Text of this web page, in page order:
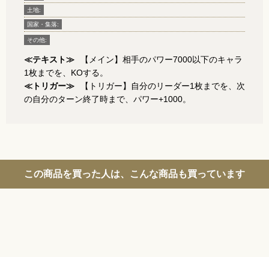
土地:
国家・集落:
その他:
≪テキスト≫
【メイン】相手のパワー7000以下のキャラ
1枚までを、KOする。
≪トリガー≫
【トリガー】自分のリーダー1枚までを、次
の自分のターン終了時まで、パワー+1000。
この商品を買った人は、こんな商品も買っています